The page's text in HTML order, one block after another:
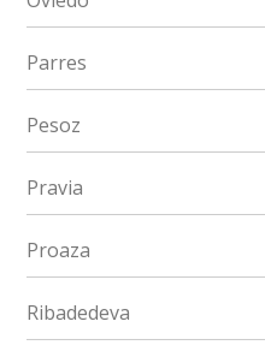
Parres
Pesoz
Pravia
Proaza
Ribadedeva